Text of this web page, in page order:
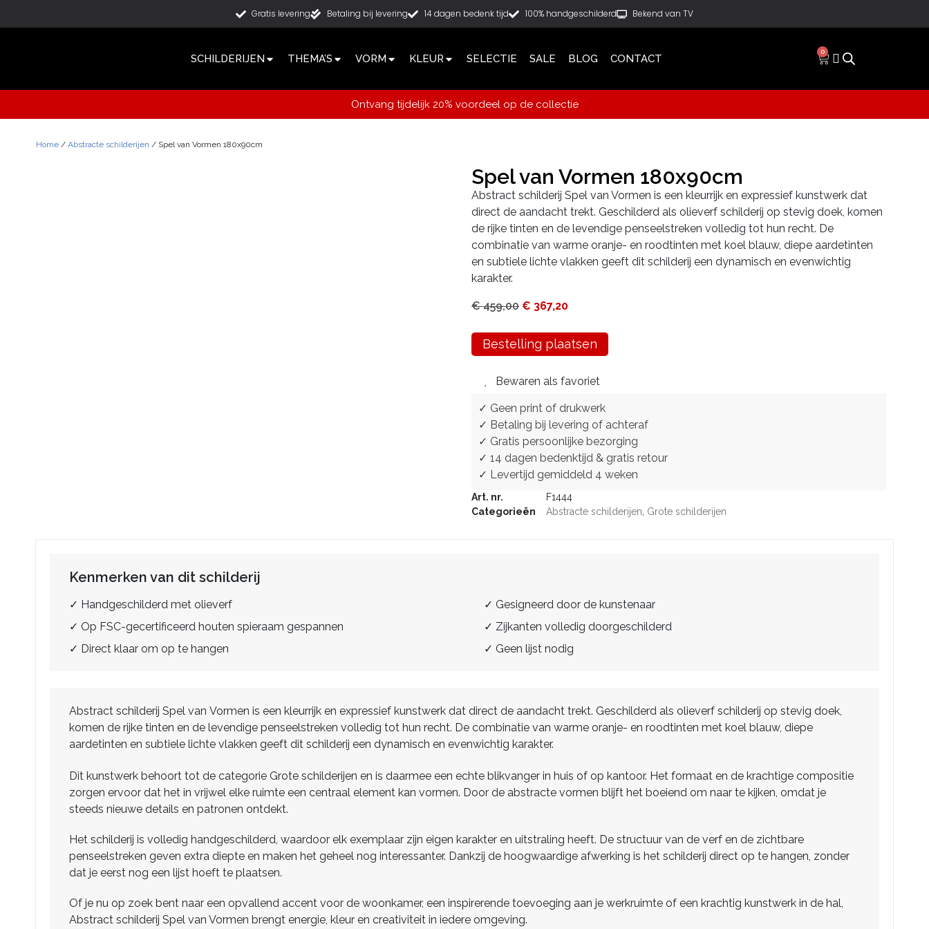
Gratis levering Betaling bij levering 14 dagen bedenk tijd 100% handgeschilderd Bekend van TV
SCHILDERIJEN THEMA’S VORM KLEUR SELECTIE SALE BLOG CONTACT
0
Ontvang tijdelijk 20% voordeel op de collectie
Home / Abstracte schilderijen / Spel van Vormen 180x90cm
Spel van Vormen 180x90cm
Abstract schilderij Spel van Vormen is een kleurrijk en expressief kunstwerk dat
direct de aandacht trekt. Geschilderd als olieverf schilderij op stevig doek, komen
de rijke tinten en de levendige penseelstreken volledig tot hun recht. De
combinatie van warme oranje- en roodtinten met koel blauw, diepe aardetinten
en subtiele lichte vlakken geeft dit schilderij een dynamisch en evenwichtig
karakter.
€459,00 € 367,20
Bestelling plaatsen
Bewaren als favoriet
✓ Geen print of drukwerk
✓ Betaling bij levering of achteraf
✓ Gratis persoonlijke bezorging
✓ 14 dagen bedenktijd & gratis retour
✓ Levertijd gemiddeld 4 weken
Art. nr.
F1444
Categorieën
Abstracte schilderijen Grote schilderijen
Kenmerken van dit schilderij
✓ Handgeschilderd met olieverf
✓ Gesigneerd door de kunstenaar
✓ Op FSC-gecertificeerd houten spieraam gespannen
✓ Zijkanten volledig doorgeschilderd
✓ Direct klaar om op te hangen
✓ Geen lijst nodig
Abstract schilderij Spel van Vormen is een kleurrijk en expressief kunstwerk dat direct de aandacht trekt. Geschilderd als olieverf schilderij op stevig doek,
komen de rijke tinten en de levendige penseelstreken volledig tot hun recht. De combinatie van warme oranje- en roodtinten met koel blauw, diepe
aardetinten en subtiele lichte vlakken geeft dit schilderij een dynamisch en evenwichtig karakter.
Dit kunstwerk behoort tot de categorie Grote schilderijen en is daarmee een echte blikvanger in huis of op kantoor. Het formaat en de krachtige compositie
zorgen ervoor dat het in vrijwel elke ruimte een centraal element kan vormen. Door de abstracte vormen blijft het boeiend om naar te kijken, omdat je
steeds nieuwe details en patronen ontdekt.
Het schilderij is volledig handgeschilderd, waardoor elk exemplaar zijn eigen karakter en uitstraling heeft. De structuur van de verf en de zichtbare
penseelstreken geven extra diepte en maken het geheel nog interessanter. Dankzij de hoogwaardige afwerking is het schilderij direct op te hangen, zonder
dat je eerst nog een lijst hoeft te plaatsen.
Of je nu op zoek bent naar een opvallend accent voor de woonkamer, een inspirerende toevoeging aan je werkruimte of een krachtig kunstwerk in de hal,
Abstract schilderij Spel van Vormen brengt energie, kleur en creativiteit in iedere omgeving.